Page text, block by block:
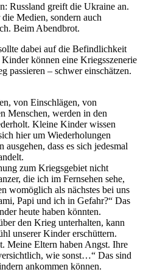
Russland greift die Ukraine an.
Medien, sondern auch
Beim Abendbrot.
dabei auf die Befindlichkeit
können eine Kriegsszenerie
passieren – schwer einschätzen.
von Einschlägen, von
Menschen, werden in den
Kleine Kinder wissen
hier um Wiederholungen
dass es sich jedesmal
zum Kriegsgebiet nicht
die ich im Fernsehen sehe,
womöglich als nächstes bei uns
Papi und ich in Gefahr?“ Das
heute haben könnten.
den Krieg unterhalten, kann
unserer Kinder erschüttern.
Meine Eltern haben Angst. Ihre
wie sonst…“ Das sind
ankommen können.